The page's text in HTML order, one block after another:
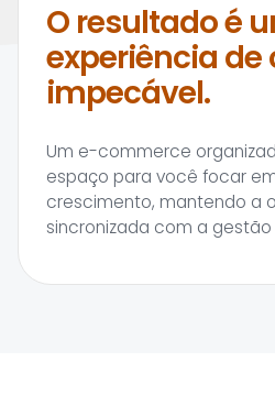
O resultado é
experiência
impecável.
Um e-commerce
espaço para você focar
crescimento, mantendo a
sincronizada com a gestão